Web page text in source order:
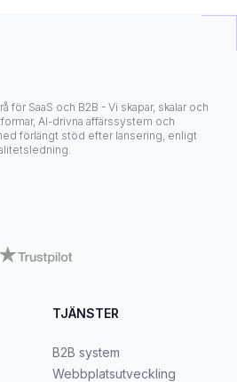
för SaaS och B2B - Vi skapar, skalar och
AI-drivna affärssystem och
förlängt stöd efter lansering, enligt
TJÄNSTER
B2B system
Webbplatsutveckling